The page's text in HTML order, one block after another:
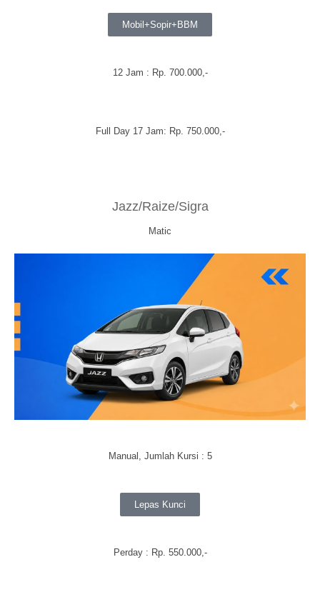
Mobil+Sopir+BBM
12 Jam : Rp. 700.000,-
Full Day 17 Jam: Rp. 750.000,-
Jazz/Raize/Sigra
Matic
Manual, Jumlah Kursi : 5
Lepas Kunci
Perday: Rp. 550.000,-